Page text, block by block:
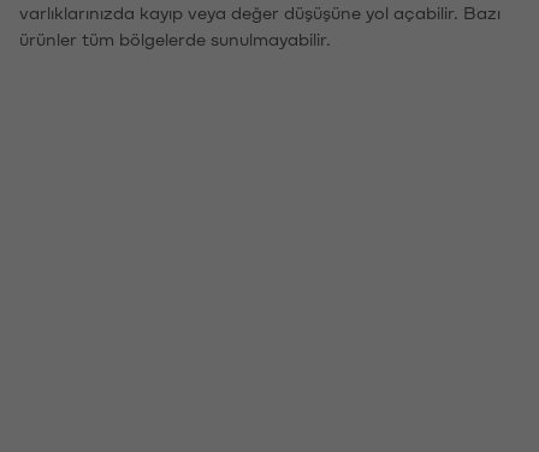
varlıklarınızda kayıp veya değer düşüşüne yol açabilir. Bazı
ürünler tüm bölgelerde sunulmayabilir.